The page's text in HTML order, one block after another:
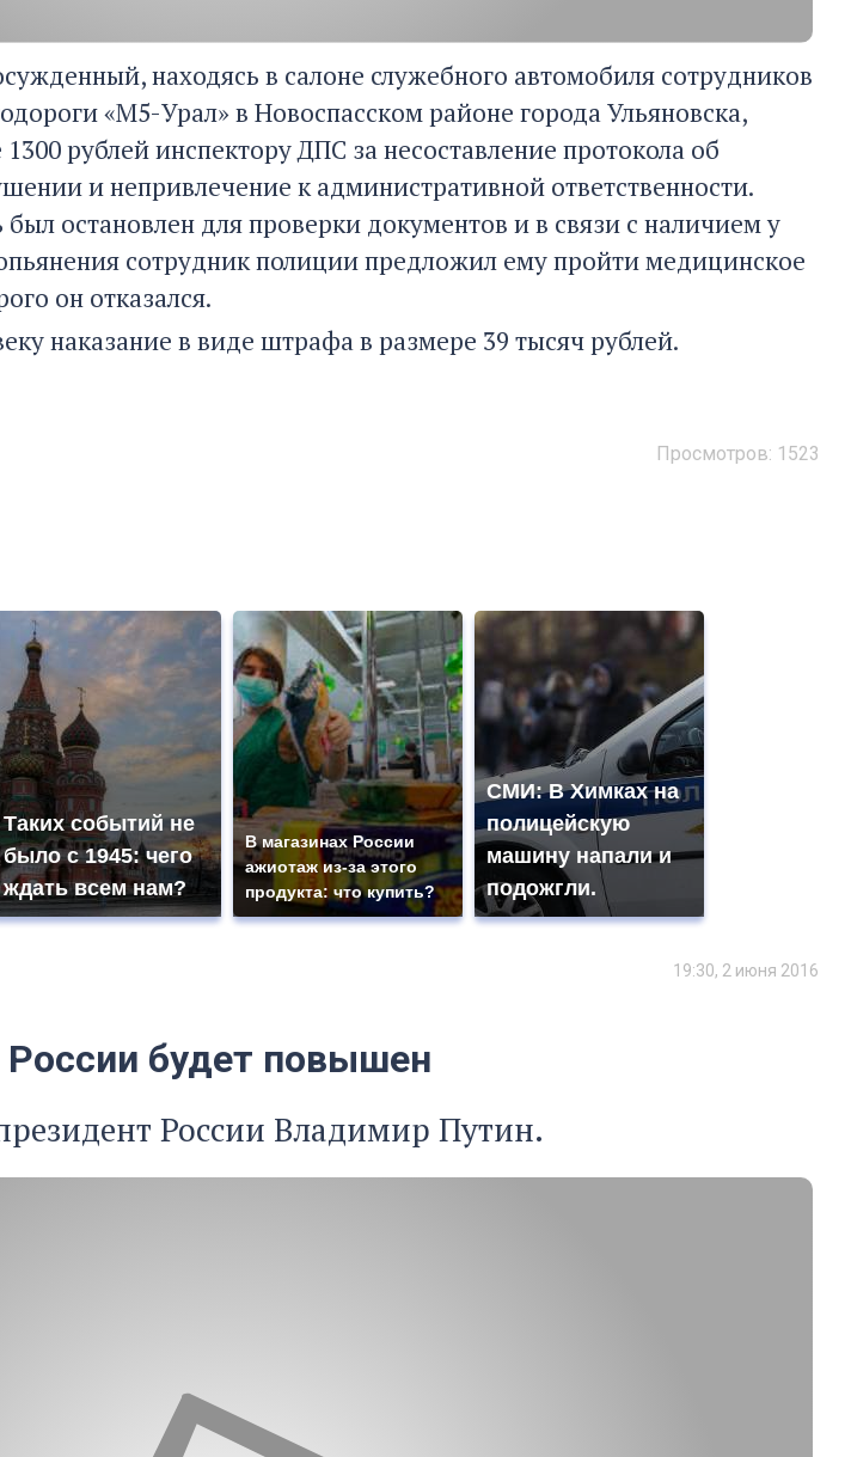
находясь в салоне служебного автомобиля сотрудников
«М5-Урал» в Новоспасском районе города Ульяновска,
рублей инспектору ДПС за несоставление протокола об
и непривлечение к административной ответственности.
остановлен для проверки документов и в связи с наличием у
сотрудник полиции предложил ему пройти медицинское
он отказался.
наказание в виде штрафа в размере 39 тысяч рублей.
Просмотров: 1523
Таких событий не
было с 1945: чего
ждать всем нам?
В магазинах России
ажиотаж из-за этого
продукта: что купить?
СМИ: В Химках на
полицейскую
машину напали и
подожгли.
19:30, 2 июня 2016
будет повышен
России Владимир Путин.